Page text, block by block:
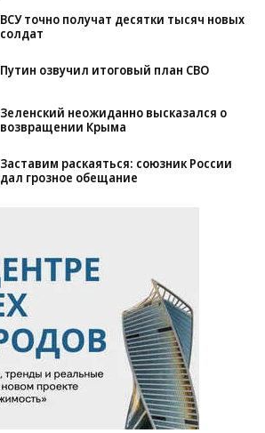
ВСУ точно получат десятки тысяч новых
солдат
Зеленский неожиданно высказался о
Заставим раскаяться: союзник России